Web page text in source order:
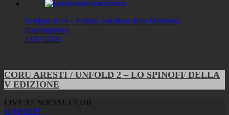
Tempus de oi – Fainas: Jonathan della Marianna
(Escalaplano)
23/07/2026
CORU ARESTI / UNFOLD 2 – LO SPINOFF DELLA
V EDIZIONE
LIVE AL SOCIAL CLUB
11/08/2025